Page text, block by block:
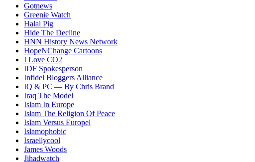
Gotnews
Greenie Watch
Halal Pig
Hide The Decline
HNN History News Network
HopeNChange Cartoons
I Love CO2
IDF Spokesperson
Infidel Bloggers Alliance
IQ & PC — By Chris Brand
Iraq The Model
Islam In Europe
Islam The Religion Of Peace
Islam Versus Europel
Islamophobic
Israellycool
James Woods
Jihadwatch